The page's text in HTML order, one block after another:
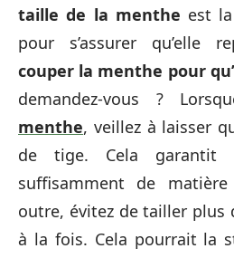
taille de la menthe est
pour s’assurer qu’elle
couper la menthe pour
demandez-vous ?
menthe, veillez à laisser
de tige. Cela
suffisamment de
outre, évitez de tailler plus
à la fois. Cela pourrait la